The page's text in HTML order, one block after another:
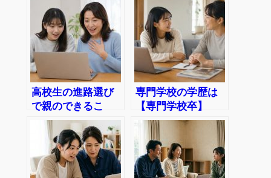
高校生の進路選び
で親のできるこ
と-5つのポイント
でわかりやすく
専門学校の学歴は
【専門学校卒】
_「学歴に入らな
い」は間違い